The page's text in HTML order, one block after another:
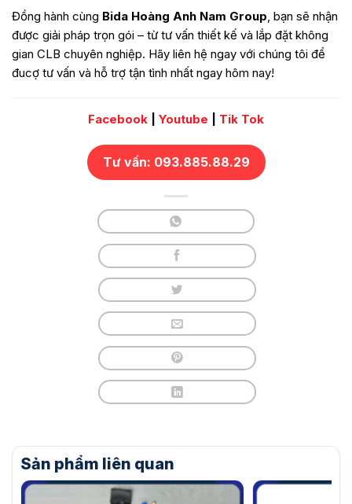
Đồng hành cùng Bida Hoàng Anh Nam Group , bạn sẽ nhận
được giải pháp trọn gói – từ tư vấn thiết kế và lắp đặt không
gian CLB chuyên nghiệp. Hãy liên hệ ngay với chúng tôi để
đucợ tư vấn và hỗ trợ tận tình nhất ngay hôm nay!
Facebook Youtube Tik Tok
Tư vấn: 093.885.88.29
Sản phẩm liên quan